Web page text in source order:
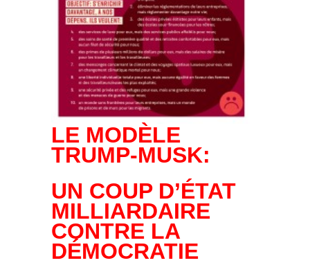
LE MODÈLE
TRUMP-MUSK:
UN COUP D’ÉTAT
MILLIARDAIRE
CONTRE LA
DÉMOCRATIE